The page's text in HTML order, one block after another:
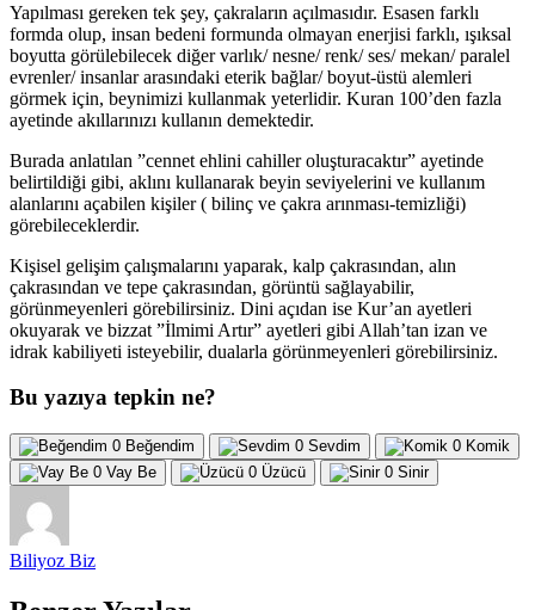
Yapılması gereken tek şey, çakraların açılmasıdır. Esasen farklı
formda olup, insan bedeni formunda olmayan enerjisi farklı, ışıksal
boyutta görülebilecek diğer varlık/ nesne/ renk/ ses/ mekan/ paralel
evrenler/ insanlar arasındaki eterik bağlar/ boyut-üstü alemleri
görmek için, beynimizi kullanmak yeterlidir. Kuran 100’den fazla
ayetinde akıllarınızı kullanın demektedir.
Burada anlatılan ”cennet ehlini cahiller oluşturacaktır” ayetinde
belirtildiği gibi, aklını kullanarak beyin seviyelerini ve kullanım
alanlarını açabilen kişiler ( bilinç ve çakra arınması-temizliği)
görebileceklerdir.
Kişisel gelişim çalışmalarını yaparak, kalp çakrasından, alın
çakrasından ve tepe çakrasından, görüntü sağlayabilir,
görünmeyenleri görebilirsiniz. Dini açıdan ise Kur’an ayetleri
okuyarak ve bizzat ”İlmimi Artır” ayetleri gibi Allah’tan izan ve
idrak kabiliyeti isteyebilir, dualarla görünmeyenleri görebilirsiniz.
Bu yazıya tepkin ne?
0 Beğendim 0 Sevdim 0 Komik
0 Vay Be 0 Üzücü 0 Sinir
Biliyoz Biz